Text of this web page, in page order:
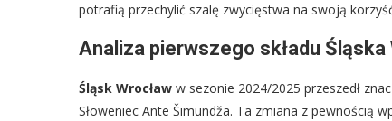
potrafią przechylić szalę zwycięstwa na swoją
Analiza pierwszego składu Śląska
Śląsk Wrocław w sezonie 2024/2025 przeszedł
Słoweniec Ante Šimundža. Ta zmiana z pewnością